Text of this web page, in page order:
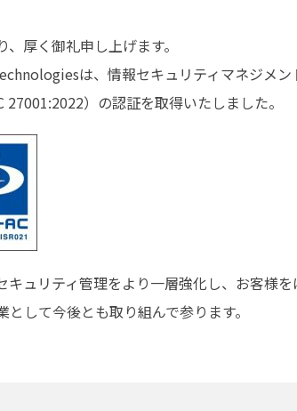
厚く御礼申し上げます。
は、情報セキュリティマネジメン
）の認証を取得いたしました。
キュリティ管理をより一層強化し、お客様
して今後とも取り組んで参ります。